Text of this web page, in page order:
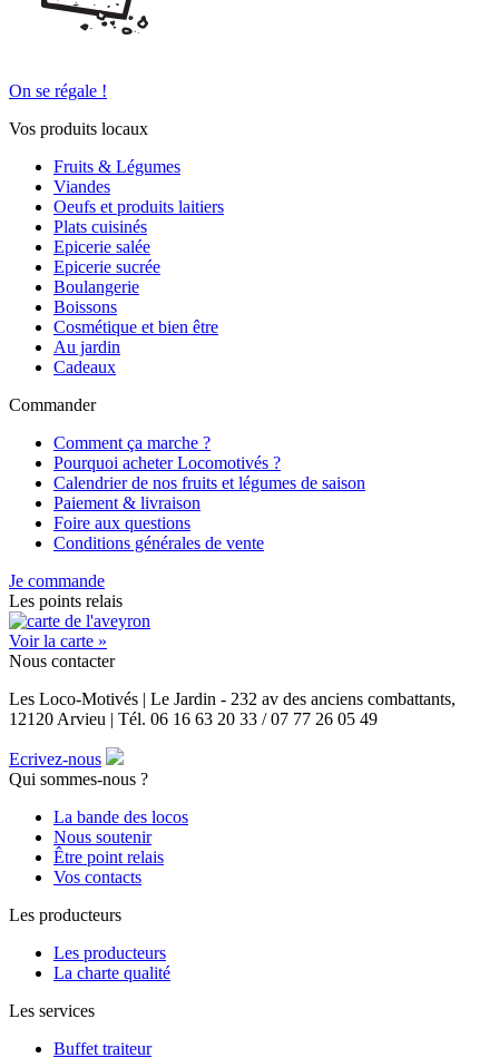
On se régale !
Vos produits locaux
Fruits & Légumes
Viandes
Oeufs et produits laitiers
Plats cuisinés
Epicerie salée
Epicerie sucrée
Boulangerie
Boissons
Cosmétique et bien être
Au jardin
Cadeaux
Commander
Comment ça marche ?
Pourquoi acheter Locomotivés ?
Calendrier de nos fruits et légumes de saison
Paiement & livraison
Foire aux questions
Conditions générales de vente
Je commande
Les points relais
Voir la carte »
Nous contacter
Les Loco-Motivés | Le Jardin - 232 av des anciens combattants,
12120 Arvieu | Tél. 06 16 63 20 33 / 07 77 26 05 49
Ecrivez-nous
Qui sommes-nous ?
La bande des locos
Nous soutenir
Être point relais
Vos contacts
Les producteurs
Les producteurs
La charte qualité
Les services
Buffet traiteur